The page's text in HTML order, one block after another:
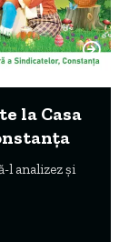
Dorna
l analizez și